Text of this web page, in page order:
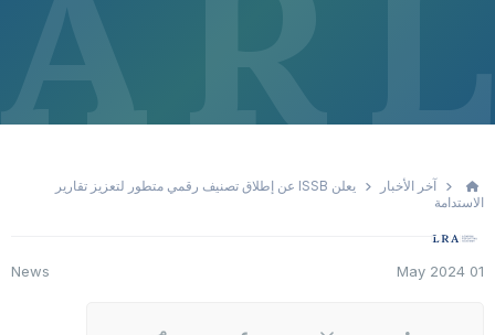
آخر الأخبار
يعلن ISSB عن إطلاق تصنيف رقمي متطور لتعزيز تقارير
الاستدامة
01 May 2024
News